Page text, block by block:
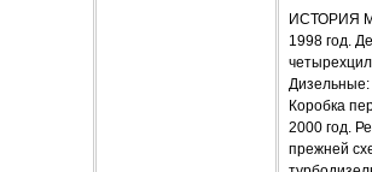
ИСТОРИЯ
1998 год.
Дизельные:
Коробка
2000 год.
прежней